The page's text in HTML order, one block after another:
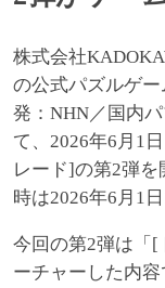
株式会社
の公式パズルゲー
発：NHN／国内
て、2026年6月1
レード]の第2弾を
時は2026年6月1
今回の第2弾は「[
ーチャーした内